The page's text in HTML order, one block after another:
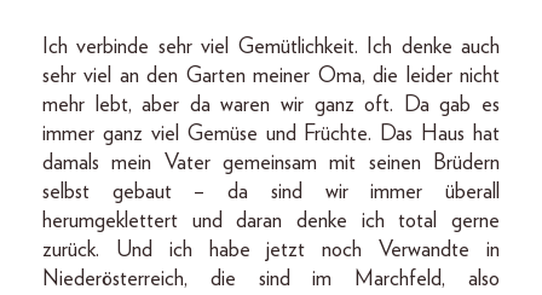
Ich verbinde sehr viel Gemütlichkeit. Ich denke auch
sehr viel an den Garten meiner Oma, die leider nicht
mehr lebt, aber da waren wir ganz oft. Da gab es
immer ganz viel Gemüse und Früchte. Das Haus hat
damals mein Vater gemeinsam mit seinen Brüdern
selbst gebaut – da sind wir immer überall
herumgeklettert und daran denke ich total gerne
zurück. Und ich habe jetzt noch Verwandte in
Niederösterreich, die sind im Marchfeld, also